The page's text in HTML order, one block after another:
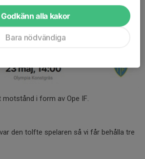
div 3 lördag 23/5
i form av Ope IF.
den tolfte spelaren så vi får behålla tre
Godkänn alla kakor
Bara nödvändiga